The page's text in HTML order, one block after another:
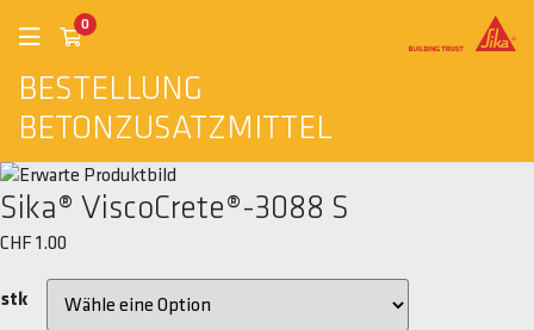
BESTELLUNG
BETONZUSATZMITTEL
0
Sika® ViscoCrete®-3088 S
CHF 1.00
stk